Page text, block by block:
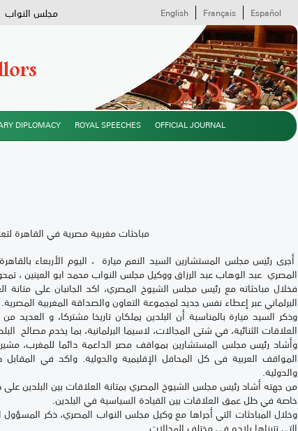
مجلس النواب Español
Français
English
DIPLOMACY ROYAL SPEECHES OFFICIAL JOURNAL
مباحثات مغربية مصرية في القاهرة
أجرى رئيس مجلس المستشارين السيد النعم ميارة ، اليوم الأربعاء
المصري عبد الوهاب عبد الرزاق ووكيل مجلس النواب محمد ابو العينين ،
فخلال مباحثاته مع رئيس مجلس الشيوخ المصري، اكد الجانبان على متانة
البرلماني عبر إعطاء نفس جديد لمجموعة التعاون والصداقة المغربية المصرية.
وذكر السيد ميارة بالمناسبة أن البلدين يملكان تاريخا مشتركا، و العديد
العلاقات الثنائية، في شتى المجالات، لاسيما البرلمانية، بما يخدم مصالح
وأشاد رئيس مجلس المستشارين بمواقف مصر الداعمة دائما للمغرب،
المواقف العربية فى كل المحافل الإقليمية والدولية. واكد في
والدولية.
من جهته أشاد رئيس مجلس الشيوخ المصري بمتانة العلاقات بين البلدين
خاصة في ظل عمق العلاقات بين القيادة السياسية في البلدين.
وخلال المباحثات التي أجراها مع وكيل مجلس النواب المصري، ذكر